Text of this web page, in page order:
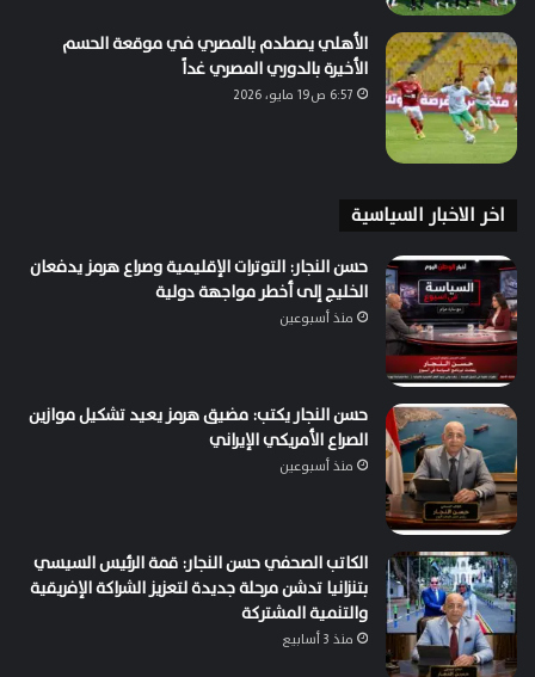
الأهلي يصطدم بالمصري في موقعة الحسم
الأخيرة بالدوري المصري غداً
6:57 ص19 مايو، 2026
اخر الاخبار السياسية
حسن النجار: التوترات الإقليمية وصراع هرمز يدفعان
الخليج إلى أخطر مواجهة دولية
منذ أسبوعين
حسن النجار يكتب: مضيق هرمز يعيد تشكيل موازين
الصراع الأمريكي الإيراني
منذ أسبوعين
الكاتب الصحفي حسن النجار: قمة الرئيس السيسي
بتنزانيا تدشن مرحلة جديدة لتعزيز الشراكة الإفريقية
والتنمية المشتركة
منذ 3 أسابيع